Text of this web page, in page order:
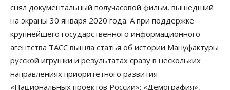
снял документальный получасовой фильм, вышедший
на экраны 30 января 2020 года. А при поддержке
крупнейшего государственного информационного
агентства ТАСС вышла статья об истории Мануфактуры
русской игрушки и результатах сразу в нескольких
направлениях приоритетного развития
«Национальных проектов России»: «Демография»,